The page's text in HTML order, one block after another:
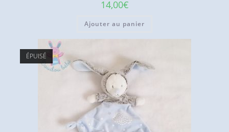
14,00€
Ajouter au panier
ÉPUISÉ